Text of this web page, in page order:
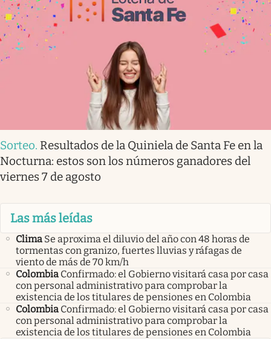
Sorteo. Resultados de la Quiniela de Santa Fe en la
Nocturna: estos son los números ganadores del
viernes 7 de agosto
Las más leídas
Clima Se aproxima el diluvio del año con 48 horas de
tormentas con granizo, fuertes lluvias y ráfagas de
viento de más de 70 km/h
Colombia Confirmado: el Gobierno visitará casa por casa
con personal administrativo para comprobar la
existencia de los titulares de pensiones en Colombia
Colombia Confirmado: el Gobierno visitará casa por casa
con personal administrativo para comprobar la
existencia de los titulares de pensiones en Colombia